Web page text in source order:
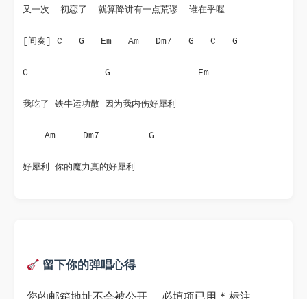
又一次  初恋了  就算降讲有一点荒谬  谁在乎喔
[间奏] C   G   Em   Am   Dm7   G   C   G
C              G                Em
我吃了 铁牛运功散 因为我内伤好犀利
Am     Dm7         G
好犀利 你的魔力真的好犀利
留下你的弹唱心得
您的邮箱地址不会被公开。 必填项已用 * 标注